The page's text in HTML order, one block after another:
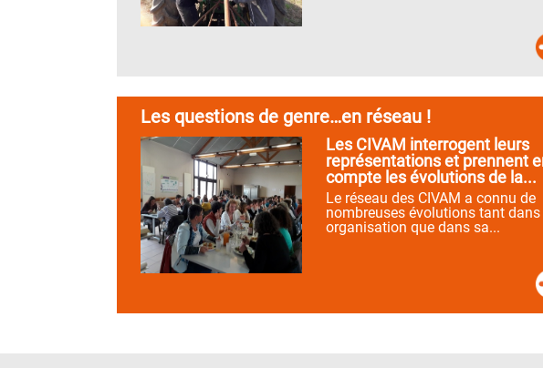
Les questions de genre…en réseau !
Les CIVAM interrogent leurs
représentations et prennent
compte les évolutions de la...
Le réseau des CIVAM a connu de
nombreuses évolutions tant dans
organisation que dans sa...